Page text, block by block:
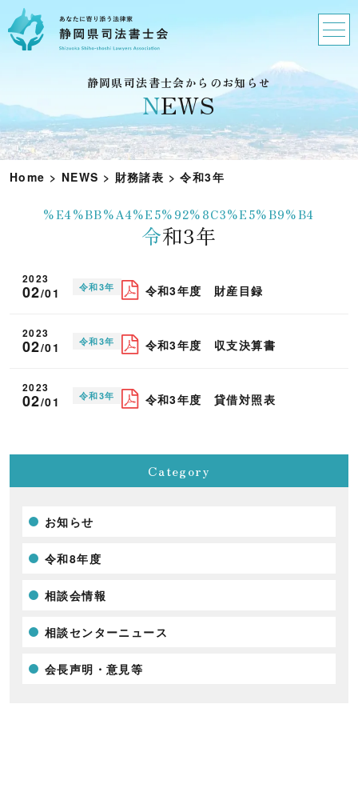
静岡県司法書士会からのお知らせ
NEWS
Home > NEWS > 財務諸表 >令和3年
%E4%BB%A4%E5%92%8C3%E5%B9%B4
令和3年
2023
02/01 令和3年 令和3年度 財産目録
2023
02/01 令和3年 令和3年度 収支決算書
2023
02/01 令和3年 令和3年度 貸借対照表
Category
お知らせ
令和8年度
相談会情報
相談センターニュース
会長声明・意見等